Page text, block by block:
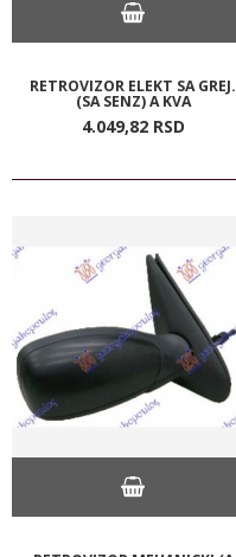
RETROVIZOR ELEKT SA GREJ.
(SA SENZ) A KVA
4.049,82 RSD